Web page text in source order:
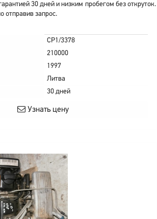
30 дней и низким пробегом без откруток.
отправив запрос.
CP1/3378
210000
1997
Литва
30 дней
Узнать цену